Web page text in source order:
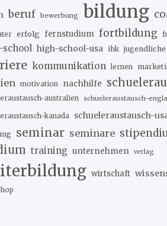
beruf bewerbung bildung
erfolg fernstudium fortbildung
high-school-usa ihk jugendliche
kommunikation lernen
motivation nachhilfe
australien schueleraustausch-
kanada schueleraustausch-
seminar seminare
training unternehmen verlag
wirtschaft